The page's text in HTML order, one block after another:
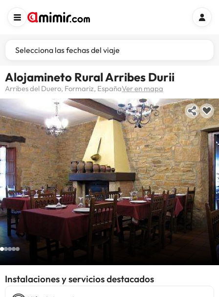
Selecciona las fechas del viaje
Alojamineto Rural Arribes Durii
Arribes del Duero, Formariz, EspañaVer en mapa
Instalaciones y servicios destacados